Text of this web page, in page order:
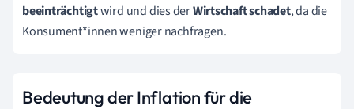
beeinträchtigtwird und dies derWirtschaft schadet, da die
Konsument*innen weniger nachfragen.
Bedeutung der Inflation für die